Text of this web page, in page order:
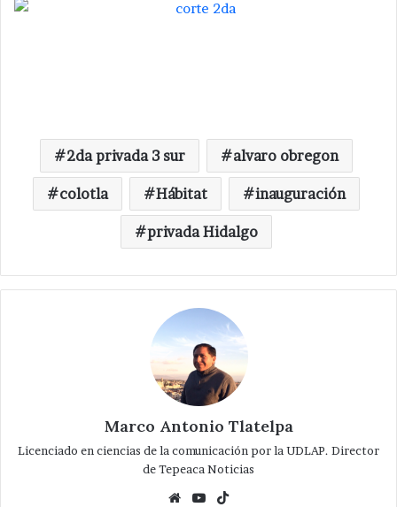
2da privada 3 sur alvaro obregon
colotla Hábitat inauguración
privada Hidalgo
Marco Antonio Tlatelpa
Licenciado en ciencias de la comunicación por la UDLAP. Director
de Tepeaca Noticias
WebsiteYouTube